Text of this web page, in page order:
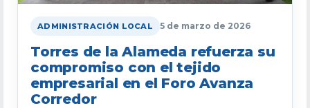
ADMINISTRACIÓN LOCAL 5 de marzo de 2026
Torres de la Alameda refuerza su
compromiso con el tejido
empresarial en el Foro Avanza
Corredor